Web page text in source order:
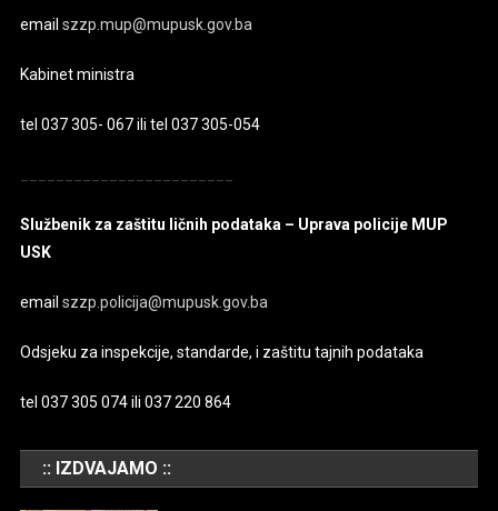
emailszzp.mup@mupusk.gov.ba
Kabinet ministra
tel 037 305- 067 ili tel 037 305-054
Službenik za zaštitu ličnih podataka – Uprava policije MUP
USK
emailszzp.policija@mupusk.gov.ba
Odsjeku za inspekcije, standarde, i zaštitu tajnih podataka
tel 037 305 074 ili 037 220 864
:: IZDVAJAMO ::